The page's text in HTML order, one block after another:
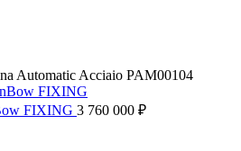
Automatic Acciaio PAM00104
FIXING 3 760 000 ₽